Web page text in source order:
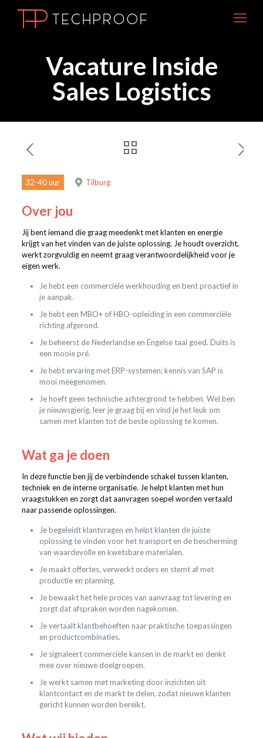
Vacature Inside
Sales Logistics
32-40 uur Tilburg
Over jou
Jij bent iemand die graag meedenkt met klanten en energie
krijgt van het vinden van de juiste oplossing. Je houdt overzicht,
werkt zorgvuldig en neemt graag verantwoordelijkheid voor je
eigen werk.
Je hebt een commerciële werkhouding en bent proactief in
je aanpak.
Je hebt een MBO+ of HBO-opleiding in een commerciële
richting afgerond.
Je beheerst de Nederlandse en Engelse taal goed. Duits is
een mooie pré.
Je hebt ervaring met ERP-systemen; kennis van SAP is
mooi meegenomen.
Je hoeft geen technische achtergrond te hebben. Wel ben
je nieuwsgierig, leer je graag bij en vind je het leuk om
samen met klanten tot de beste oplossing te komen.
Wat ga je doen
In deze functie ben jij de verbindende schakel tussen klanten,
techniek en de interne organisatie. Je helpt klanten met hun
vraagstukken en zorgt dat aanvragen soepel worden vertaald
naar passende oplossingen.
Je begeleidt klantvragen en helpt klanten de juiste
oplossing te vinden voor het transport en de bescherming
van waardevolle en kwetsbare materialen.
Je maakt offertes, verwerkt orders en stemt af met
productie en planning.
Je bewaakt het hele proces van aanvraag tot levering en
zorgt dat afspraken worden nagekomen.
Je vertaalt klantbehoeften naar praktische toepassingen
en productcombinaties.
Je signaleert commerciële kansen in de markt en denkt
mee over nieuwe doelgroepen.
Je werkt samen met marketing door inzichten uit
klantcontact en de markt te delen, zodat nieuwe klanten
gericht kunnen worden bereikt.